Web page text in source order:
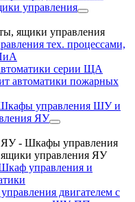
управления
ящики управления
тех. процессами,
серии ЩА
пожарных
управления ШУ и
ЯУ
- Шкафы управления
управления ЯУ
управления и
двигателем с